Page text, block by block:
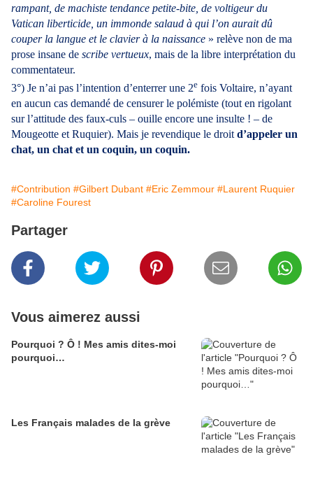
rampant, de machiste tendance petite-bite, de voltigeur du
Vatican liberticide, un immonde salaud à qui l’on aurait dû
couper la langue et le clavier à la naissance » relève non de ma
prose insane de scribe vertueux, mais de la libre interprétation du
commentateur.
3°) Je n’ai pas l’intention d’enterrer une 2e fois Voltaire, n’ayant
en aucun cas demandé de censurer le polémiste (tout en rigolant
sur l’attitude des faux-culs – ouille encore une insulte ! – de
Mougeotte et Ruquier). Mais je revendique le droit d’appeler un
chat, un chat et un coquin, un coquin.
#Contribution #Gilbert Dubant #Eric Zemmour #Laurent Ruquier
#Caroline Fourest
Partager
Vous aimerez aussi
Pourquoi ? Ô ! Mes amis dites-moi
pourquoi…
Les Français malades de la grève